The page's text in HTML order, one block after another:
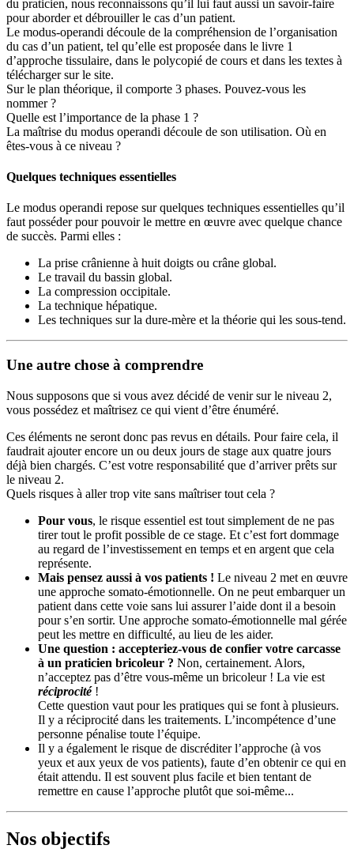
du praticien, nous reconnaissons qu’il lui faut aussi un savoir-faire
pour aborder et débrouiller le cas d’un patient.
Le modus-operandi découle de la compréhension de l’organisation
du cas d’un patient, tel qu’elle est proposée dans le livre 1
d’approche tissulaire, dans le polycopié de cours et dans les textes à
télécharger sur le site.
Sur le plan théorique, il comporte 3 phases. Pouvez-vous les
nommer ?
Quelle est l’importance de la phase 1 ?
La maîtrise du modus operandi découle de son utilisation. Où en
êtes-vous à ce niveau ?
Quelques techniques essentielles
Le modus operandi repose sur quelques techniques essentielles qu’il
faut posséder pour pouvoir le mettre en œuvre avec quelque chance
de succès. Parmi elles :
La prise crânienne à huit doigts ou crâne global.
Le travail du bassin global.
La compression occipitale.
La technique hépatique.
Les techniques sur la dure-mère et la théorie qui les sous-tend.
Une autre chose à comprendre
Nous supposons que si vous avez décidé de venir sur le niveau 2,
vous possédez et maîtrisez ce qui vient d’être énuméré.
Ces éléments ne seront donc pas revus en détails. Pour faire cela, il
faudrait ajouter encore un ou deux jours de stage aux quatre jours
déjà bien chargés. C’est votre responsabilité que d’arriver prêts sur
le niveau 2.
Quels risques à aller trop vite sans maîtriser tout cela ?
Pour vous, le risque essentiel est tout simplement de ne pas
tirer tout le profit possible de ce stage. Et c’est fort dommage
au regard de l’investissement en temps et en argent que cela
représente.
Mais pensez aussi à vos patients ! Le niveau 2 met en œuvre
une approche somato-émotionnelle. On ne peut embarquer un
patient dans cette voie sans lui assurer l’aide dont il a besoin
pour s’en sortir. Une approche somato-émotionnelle mal gérée
peut les mettre en difficulté, au lieu de les aider.
Une question : accepteriez-vous de confier votre carcasse
à un praticien bricoleur ? Non, certainement. Alors,
n’acceptez pas d’être vous-même un bricoleur ! La vie est
réciprocité!
Cette question vaut pour les pratiques qui se font à plusieurs.
Il y a réciprocité dans les traitements. L’incompétence d’une
personne pénalise toute l’équipe.
Il y a également le risque de discréditer l’approche (à vos
yeux et aux yeux de vos patients), faute d’en obtenir ce qui en
était attendu. Il est souvent plus facile et bien tentant de
remettre en cause l’approche plutôt que soi-même...
Nos objectifs